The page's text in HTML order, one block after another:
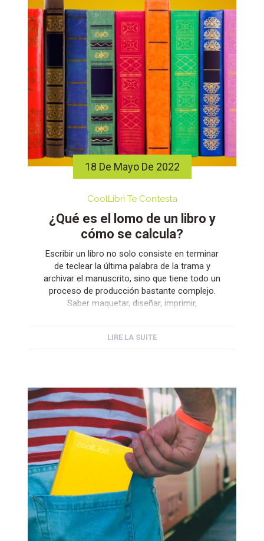
18 De Mayo De 2022
CoolLibri Te Contesta
¿Qué es el lomo de un libro y
cómo se calcula?
Escribir un libro no solo consiste en terminar
de teclear la última palabra de la trama y
archivar el manuscrito, sino que tiene todo un
proceso de producción bastante complejo.
Saber maquetar, diseñar, imprimir,
profesionales de cada gremio. Dentro […]
LIRE LA SUITE